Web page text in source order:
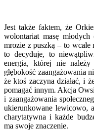
Jest także faktem, że
wolontariat masę
mrozie z puszką – to wcale
to decyduje, to
energia, której nie
głębokość zaangażowania
że ktoś zaczyna działać, i
pomagać innym. Akcja
i zaangażowania
ukierunkowane lewicowo,
charytatywna i każde
ma swoje znaczenie.